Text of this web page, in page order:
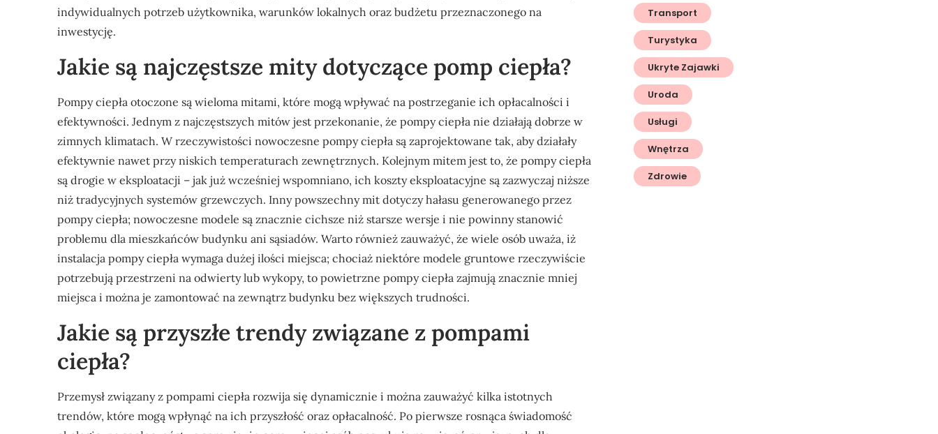
indywidualnych potrzeb użytkownika, warunków lokalnych oraz budżetu przeznaczonego na
inwestycję.
Jakie są najczęstsze mity dotyczące pomp ciepła?
Pompy ciepła otoczone są wieloma mitami, które mogą wpływać na postrzeganie ich opłacalności i
efektywności. Jednym z najczęstszych mitów jest przekonanie, że pompy ciepła nie działają dobrze w
zimnych klimatach. W rzeczywistości nowoczesne pompy ciepła są zaprojektowane tak, aby działały
efektywnie nawet przy niskich temperaturach zewnętrznych. Kolejnym mitem jest to, że pompy ciepła
są drogie w eksploatacji – jak już wcześniej wspomniano, ich koszty eksploatacyjne są zazwyczaj niższe
niż tradycyjnych systemów grzewczych. Inny powszechny mit dotyczy hałasu generowanego przez
pompy ciepła; nowoczesne modele są znacznie cichsze niż starsze wersje i nie powinny stanowić
problemu dla mieszkańców budynku ani sąsiadów. Warto również zauważyć, że wiele osób uważa, iż
instalacja pompy ciepła wymaga dużej ilości miejsca; chociaż niektóre modele gruntowe rzeczywiście
potrzebują przestrzeni na odwierty lub wykopy, to powietrzne pompy ciepła zajmują znacznie mniej
miejsca i można je zamontować na zewnątrz budynku bez większych trudności.
Jakie są przyszłe trendy związane z pompami
ciepła?
Przemysł związany z pompami ciepła rozwija się dynamicznie i można zauważyć kilka istotnych
trendów, które mogą wpłynąć na ich przyszłość oraz opłacalność. Po pierwsze rosnąca świadomość
Transport
Turystyka
Ukryte Zajawki
Uroda
Usługi
Wnętrza
Zdrowie